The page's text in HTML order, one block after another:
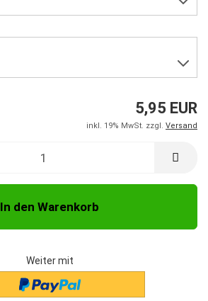
5,95 EUR
inkl. 19% MwSt. zzgl. Versand
In den Warenkorb
Weiter mit